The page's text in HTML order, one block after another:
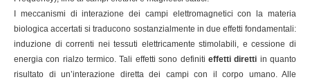
I meccanismi di interazione dei campi elettromagnetici con la materia
biologica accertati si traducono sostanzialmente in due effetti fondamentali:
induzione di correnti nei tessuti elettricamente stimolabili, e cessione di
energia con rialzo termico. Tali effetti sono definiti effetti diretti in quanto
risultato di un’interazione diretta dei campi con il corpo umano. Alle